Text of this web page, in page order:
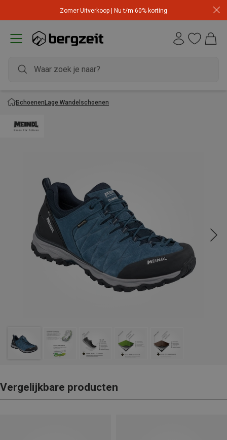
Zomer Uitverkoop | Nu t/m 60% korting
SchoenenLage Wandelschoenen
Vergelijkbare producten